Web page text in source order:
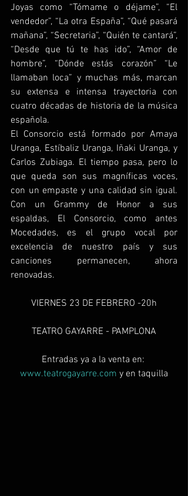
Joyas como “Tómame o déjame”, “El
vendedor”, “La otra España”, “Qué pasará
mañana”, “Secretaria”, “Quién te cantará”,
“Desde que tú te has ido”, “Amor de
hombre”, “Dónde estás corazón” “Le
llamaban loca” y muchas más, marcan
su extensa e intensa trayectoria con
cuatro décadas de historia de la música
española.
El Consorcio está formado por Amaya
Uranga, Estíbaliz Uranga, Iñaki Uranga, y
Carlos Zubiaga. El tiempo pasa, pero lo
que queda son sus magníficas voces,
con un empaste y una calidad sin igual.
Con un Grammy de Honor a sus
espaldas, El Consorcio, como antes
Mocedades, es el grupo vocal por
excelencia de nuestro país y sus
canciones permanecen, ahora
renovadas.
VIERNES 23 DE FEBRERO -20h
TEATRO GAYARRE - PAMPLONA
Entradas ya a la venta en:
www.teatrogayarre.com y en taquilla